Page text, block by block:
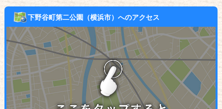
下野谷町第二公園（横浜市）へのアクセス